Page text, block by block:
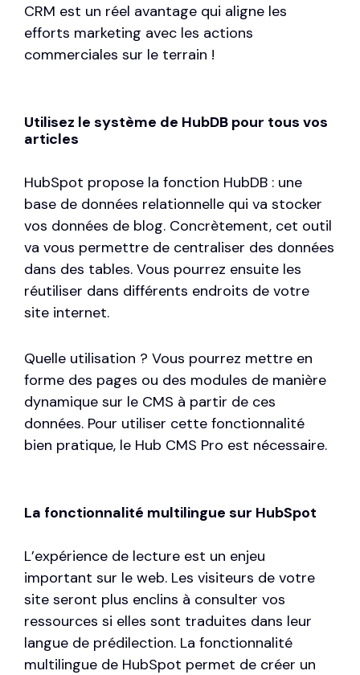
CRM est un réel avantage qui aligne les
efforts marketing avec les actions
commerciales sur le terrain !
Utilisez le système de HubDB pour tous vos
articles
HubSpot propose la fonction HubDB : une
base de données relationnelle qui va stocker
vos données de blog. Concrètement, cet outil
va vous permettre de centraliser des données
dans des tables. Vous pourrez ensuite les
réutiliser dans différents endroits de votre
site internet.
Quelle utilisation ? Vous pourrez mettre en
forme des pages ou des modules de manière
dynamique sur le CMS à partir de ces
données. Pour utiliser cette fonctionnalité
bien pratique, le Hub CMS Pro est nécessaire.
La fonctionnalité multilingue sur HubSpot
L’expérience de lecture est un enjeu
important sur le web. Les visiteurs de votre
site seront plus enclins à consulter vos
ressources si elles sont traduites dans leur
langue de prédilection. La fonctionnalité
multilingue de HubSpot permet de créer un